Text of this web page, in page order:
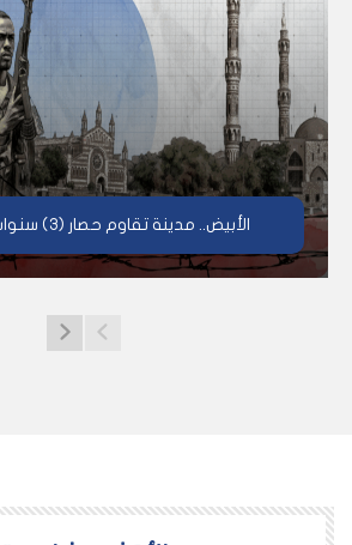
الأبيض.. مدينة تقاوم حصار (3) سنوات من الحرب